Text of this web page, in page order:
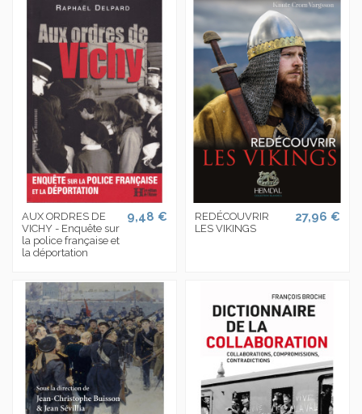
AUX ORDRES DE
VICHY - Enquête sur
la police française et
la déportation
9,48 €
REDÉCOUVRIR
LES VIKINGS
27,96 €